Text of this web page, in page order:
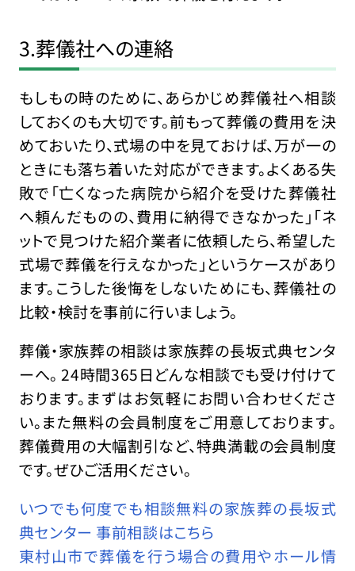
3.葬儀社への連絡
もしもの時のために、あらかじめ葬儀社へ相談
しておくのも大切です。前もって葬儀の費用を決
めておいたり、式場の中を見ておけば、万が一の
ときにも落ち着いた対応ができます。よくある失
敗で「亡くなった病院から紹介を受けた葬儀社
へ頼んだものの、費用に納得できなかった」「ネ
ットで見つけた紹介業者に依頼したら、希望した
式場で葬儀を行えなかった」というケースがあり
ます。こうした後悔をしないためにも、葬儀社の
比較・検討を事前に行いましょう。
葬儀・家族葬の相談は家族葬の長坂式典センタ
ーへ。 24時間365日どんな相談でも受け付けて
おります。まずはお気軽にお問い合わせくださ
い。また無料の会員制度をご用意しております。
葬儀費用の大幅割引など、特典満載の会員制度
です。ぜひご活用ください。
いつでも何度でも相談無料の家族葬の長坂式
典センター 事前相談はこちら
東村山市で葬儀を行う場合の費用やホール情